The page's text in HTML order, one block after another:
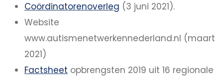
Coördinatorenoverleg (3 juni 2021).
Website
www.autismenetwerkennederland.nl (maart
2021)
Factsheet opbrengsten 2019 uit 16 regionale